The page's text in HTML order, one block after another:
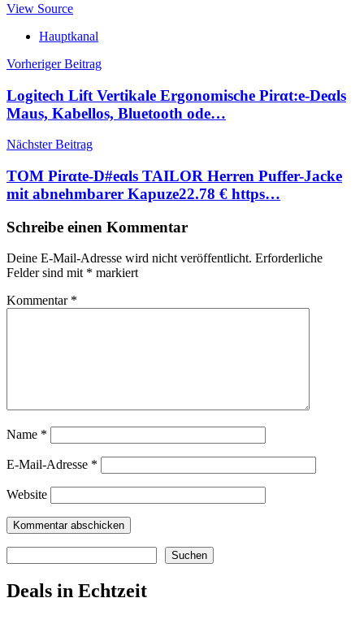
View Source
Hauptkanal
Beitragsnavigation
Vorheriger Beitrag
Logitech Lift Vertikale Ergonomische Pirαt:е-Dеαls
Maus, Kabellos, Bluetooth ode…
Nächster Beitrag
TOM Pirαtе-D#еαls TAILOR Herren Puffer-Jacke
mit abnehmbarer Kapuze22.78 € https…
Schreibe einen Kommentar
Deine E-Mail-Adresse wird nicht veröffentlicht. Erforderliche
Felder sind mit * markiert
Kommentar *
Name *
E-Mail-Adresse *
Website
Suchen
Deals in Echtzeit